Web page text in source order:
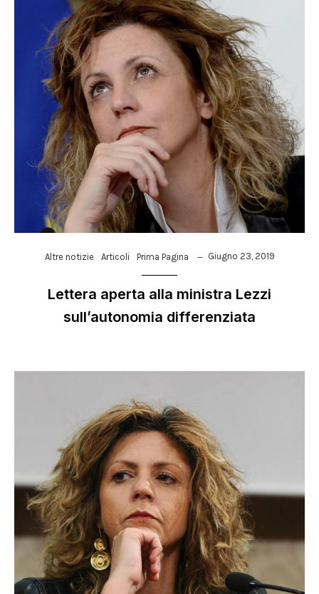
Altre notizie Articoli Prima Pagina Giugno 23, 2019
Lettera aperta alla ministra Lezzi
sull’autonomia differenziata